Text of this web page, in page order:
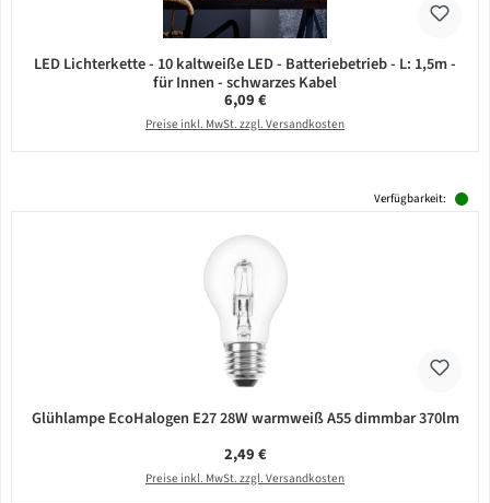
LED Lichterkette - 10 kaltweiße LED - Batteriebetrieb - L: 1,5m -
für Innen - schwarzes Kabel
Regulärer Preis:
6,09 €
Preise inkl. MwSt. zzgl. Versandkosten
Verfügbarkeit:
Glühlampe EcoHalogen E27 28W warmweiß A55 dimmbar 370lm
Regulärer Preis:
2,49 €
Preise inkl. MwSt. zzgl. Versandkosten